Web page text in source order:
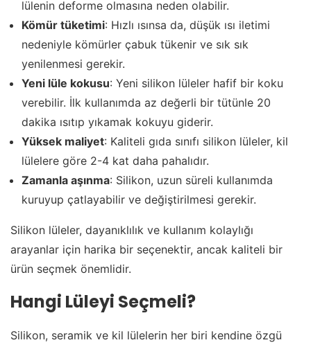
lülenin deforme olmasına neden olabilir.
Kömür tüketimi: Hızlı ısınsa da, düşük ısı iletimi
nedeniyle kömürler çabuk tükenir ve sık sık
yenilenmesi gerekir.
Yeni lüle kokusu: Yeni silikon lüleler hafif bir koku
verebilir. İlk kullanımda az değerli bir tütünle 20
dakika ısıtıp yıkamak kokuyu giderir.
Yüksek maliyet: Kaliteli gıda sınıfı silikon lüleler, kil
lülelere göre 2-4 kat daha pahalıdır.
Zamanla aşınma: Silikon, uzun süreli kullanımda
kuruyup çatlayabilir ve değiştirilmesi gerekir.
Silikon lüleler, dayanıklılık ve kullanım kolaylığı
arayanlar için harika bir seçenektir, ancak kaliteli bir
ürün seçmek önemlidir.
Hangi Lüleyi Seçmeli?
Silikon, seramik ve kil lülelerin her biri kendine özgü